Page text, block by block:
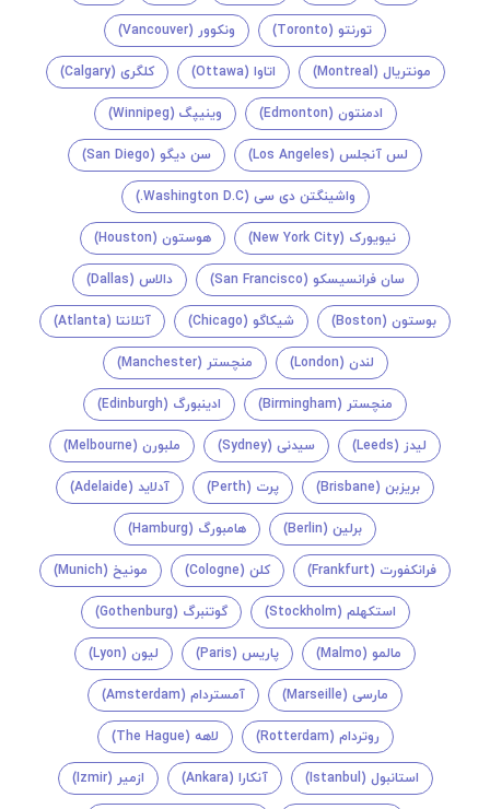
تورنتو (Toronto) ونکوور (Vancouver)
مونتريال (Montreal) اتاوا (Ottawa) کلگری (Calgary)
ادمنتون (Edmonton) وینیپگ (Winnipeg)
لس آنجلس (Los Angeles) سن دیگو (San Diego)
واشینگتن دی سی (Washington D.C.)
نیویورک (New York City) هوستون (Houston)
سان فرانسیسکو (San Francisco) دالاس (Dallas)
بوستون (Boston) شیکاگو (Chicago) آتلانتا (Atlanta)
لندن (London) منچستر (Manchester)
منچستر (Birmingham) ادینبورگ (Edinburgh)
لیدز (Leeds) سیدنی (Sydney) ملبورن (Melbourne)
بریزبن (Brisbane) پرت (Perth) آدلاید (Adelaide)
برلین (Berlin) هامبورگ (Hamburg)
فرانکفورت (Frankfurt) کلن (Cologne) مونیخ (Munich)
استکهلم (Stockholm) گوتنبرگ (Gothenburg)
مالمو (Malmo) پاریس (Paris) لیون (Lyon)
مارسی (Marseille) آمستردام (Amsterdam)
روتردام (Rotterdam) لاهه (The Hague)
استانبول (Istanbul) آنکارا (Ankara) ازمیر (Izmir)